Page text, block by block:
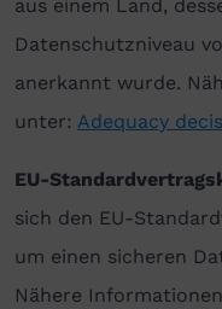
aus einem Land,
Datenschutzniveau
anerkannt wurde.
unter: Adequacy
EU-
sich den EU-
um einen sicheren
Nähere